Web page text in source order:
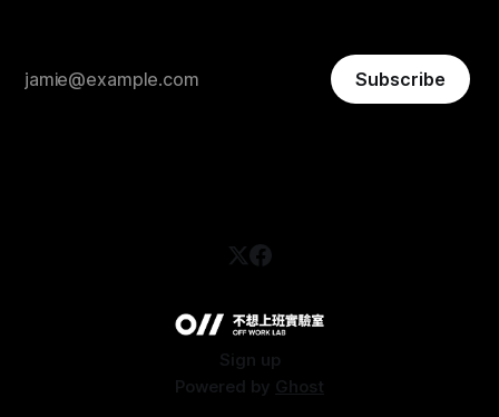
Subscribe
Sign up
Powered by Ghost